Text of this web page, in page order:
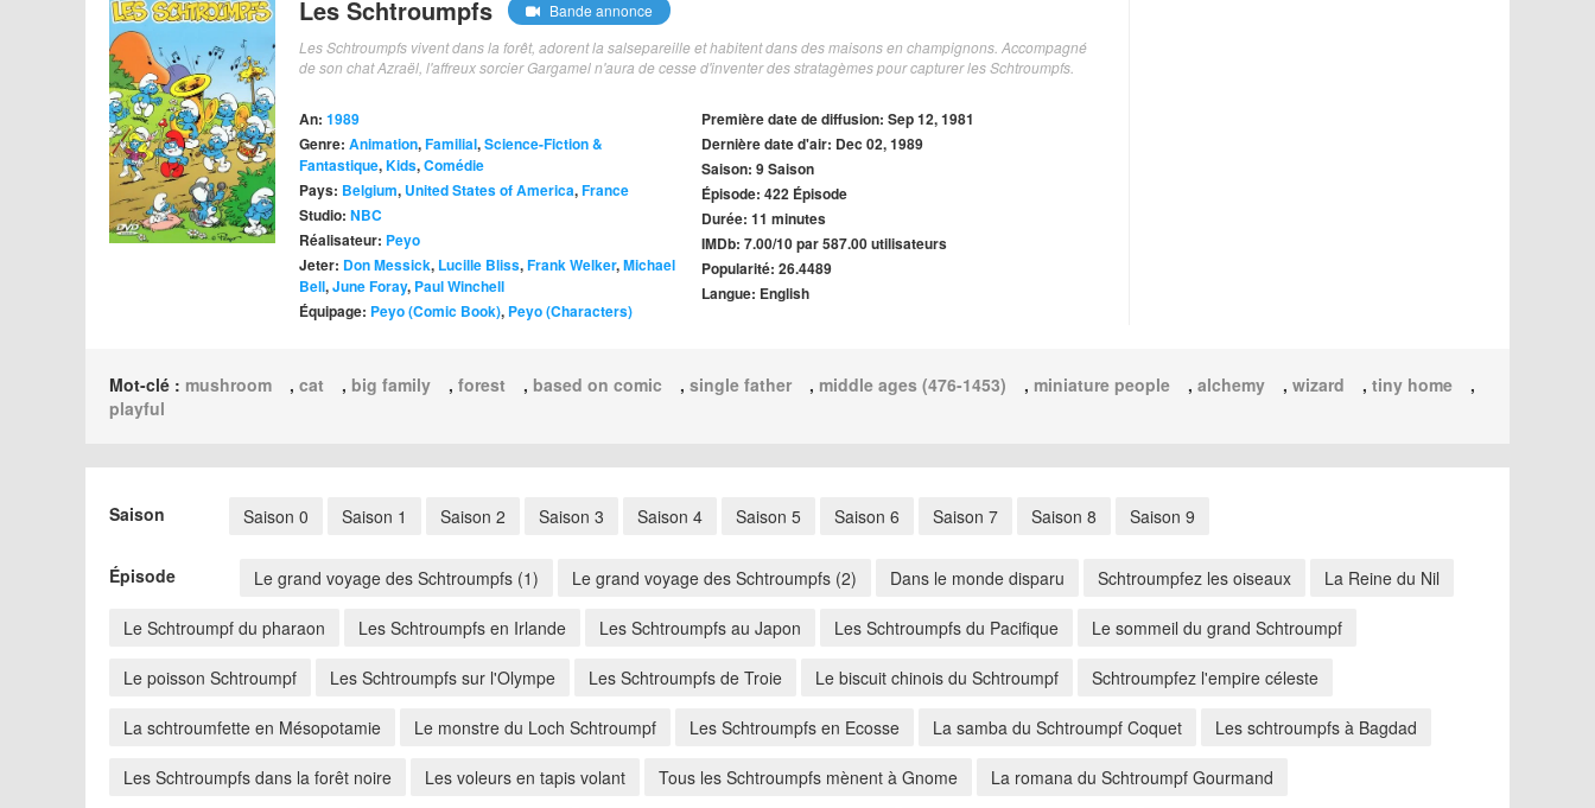
Les Schtroumpfs
Bande annonce
Les Schtroumpfs vivent dans la forêt, adorent la salsepareille et habitent dans des maisons en champignons. Accompagné
de son chat Azraël, l'affreux sorcier Gargamel n'aura de cesse d'inventer des stratagèmes pour capturer les Schtroumpfs.
An: 1989
Genre: Animation,Familial,Science-Fiction &
Fantastique,Kids,Comédie
Pays: Belgium, United States of America,France
Studio: NBC
Réalisateur: Peyo
Jeter: Don Messick, Lucille Bliss,Frank Welker,Michael
Bell,June Foray, Paul Winchell
Équipage: Peyo (Comic Book), Peyo (Characters)
Première date de diffusion: Sep 12, 1981
Dernière date d'air: Dec 02, 1989
Saison: 9 Saison
Épisode: 422 Épisode
Durée: 11 minutes
IMDb: 7.00/10 par 587.00 utilisateurs
Popularité: 26.4489
Langue: English
Mot-clé : mushroom , cat , big family , forest , based on comic , single father , middle ages (476-1453) , miniature people , alchemy , wizard , tiny home
,
playful
Saison Saison 0 Saison 1 Saison 2 Saison 3 Saison 4 Saison 5 Saison 6 Saison 7 Saison 8 Saison 9
Épisode Le grand voyage des Schtroumpfs (1) Le grand voyage des Schtroumpfs (2) Dans le monde disparu Schtroumpfez les oiseaux La Reine du Nil
Le Schtroumpf du pharaon Les Schtroumpfs en Irlande Les Schtroumpfs au Japon Les Schtroumpfs du Pacifique Le sommeil du grand Schtroumpf
Le poisson Schtroumpf Les Schtroumpfs sur l'Olympe Les Schtroumpfs de Troie Le biscuit chinois du Schtroumpf Schtroumpfez l'empire céleste
La schtroumfette en Mésopotamie Le monstre du Loch Schtroumpf Les Schtroumpfs en Ecosse La samba du Schtroumpf Coquet Les schtroumpfs à Bagdad
Les Schtroumpfs dans la forêt noire Les voleurs en tapis volant Tous les Schtroumpfs mènent à Gnome La romana du Schtroumpf Gourmand